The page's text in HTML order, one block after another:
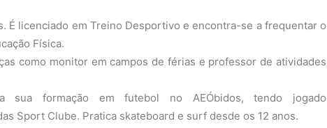
É licenciado em Treino Desportivo e encontra-se a frequentar o
Física.
como monitor em campos de férias e professor de atividades
sua formação em futebol no AEÓbidos, tendo jogado
Sport Clube. Pratica skateboard e surf desde os 12 anos.